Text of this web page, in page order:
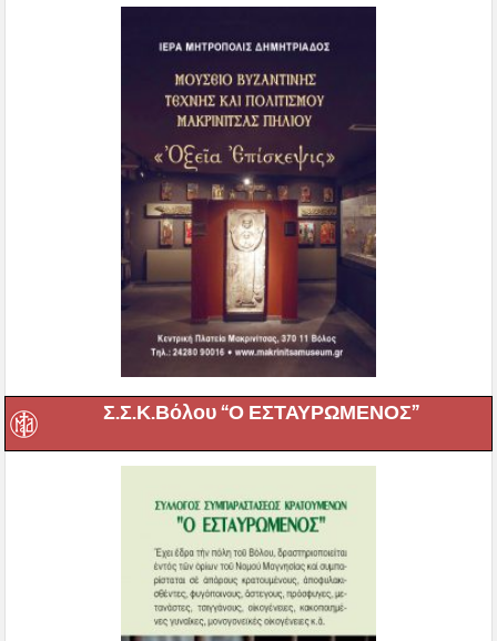
Σ.Σ.Κ.Βόλου “Ο ΕΣΤΑΥΡΩΜΕΝΟΣ”